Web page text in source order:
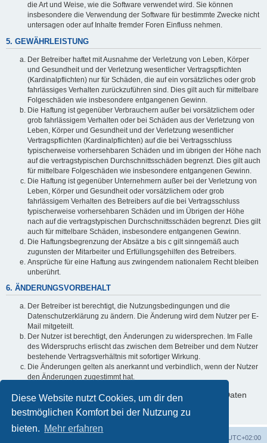
Diese Website nutzt Cookies, um dir den
bestmöglichen Komfort bei der Nutzung zu
bieten. Mehr erfahren
die Art und Weise, wie die Software verwendet wird. Sie können
insbesondere die Verwendung der Software für bestimmte Zwecke nicht
untersagen oder auf Inhalte fremder Foren Einfluss nehmen.
5. GEWÄHRLEISTUNG
Der Betreiber haftet mit Ausnahme der Verletzung von Leben, Körper
und Gesundheit und der Verletzung wesentlicher Vertragspflichten
(Kardinalpflichten) nur für Schäden, die auf ein vorsätzliches oder grob
fahrlässiges Verhalten zurückzuführen sind. Dies gilt auch für mittelbare
Folgeschäden wie insbesondere entgangenen Gewinn.
Die Haftung ist gegenüber Verbrauchern außer bei vorsätzlichem oder
grob fahrlässigem Verhalten oder bei Schäden aus der Verletzung von
Leben, Körper und Gesundheit und der Verletzung wesentlicher
Vertragspflichten (Kardinalpflichten) auf die bei Vertragsschluss
typischerweise vorhersehbaren Schäden und im übrigen der Höhe nach
auf die vertragstypischen Durchschnittsschäden begrenzt. Dies gilt auch
für mittelbare Folgeschäden wie insbesondere entgangenen Gewinn.
Die Haftung ist gegenüber Unternehmern außer bei der Verletzung von
Leben, Körper und Gesundheit oder vorsätzlichem oder grob
fahrlässigem Verhalten des Betreibers auf die bei Vertragsschluss
typischerweise vorhersehbaren Schäden und im Übrigen der Höhe
nach auf die vertragstypischen Durchschnittsschäden begrenzt. Dies gilt
auch für mittelbare Schäden, insbesondere entgangenen Gewinn.
Die Haftungsbegrenzung der Absätze a bis c gilt sinngemäß auch
zugunsten der Mitarbeiter und Erfüllungsgehilfen des Betreibers.
Ansprüche für eine Haftung aus zwingendem nationalem Recht bleiben
unberührt.
6. ÄNDERUNGSVORBEHALT
Der Betreiber ist berechtigt, die Nutzungsbedingungen und die
Datenschutzerklärung zu ändern. Die Änderung wird dem Nutzer per E-
Mail mitgeteilt.
Der Nutzer ist berechtigt, den Änderungen zu widersprechen. Im Falle
des Widerspruchs erlischt das zwischen dem Betreiber und dem Nutzer
bestehende Vertragsverhältnis mit sofortiger Wirkung.
Die Änderungen gelten als anerkannt und verbindlich, wenn der Nutzer
den Änderungen zugestimmt hat.
Informationen über den Umgang mit deinen persönlichen Daten
sind in der Datenschutzerklärung enthalten.
UTC+02:00